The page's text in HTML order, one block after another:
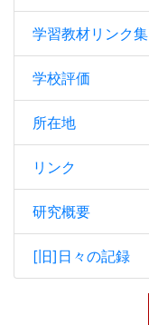
学習教材リンク集
学校評価
所在地
リンク
研究概要
[旧]日々の記録